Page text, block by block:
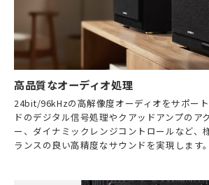
高品質なオーディオ処理
24bit/96kHzの高解像度オーディオをサポー
ドのデジタル信号処理やクアッドアンプのア
ー、ダイナミックレンジコントロールなど、
ランスの良い高精度なサウンドを実現します。